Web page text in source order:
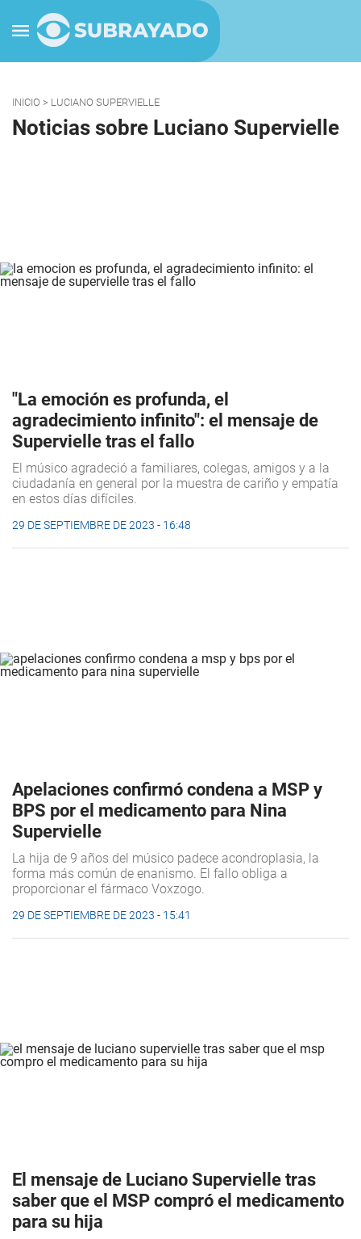
INICIO > LUCIANO SUPERVIELLE
Noticias sobre Luciano Supervielle
"La emoción es profunda, el
agradecimiento infinito": el mensaje de
Supervielle tras el fallo
El músico agradeció a familiares, colegas, amigos y a la
ciudadanía en general por la muestra de cariño y empatía
en estos días difíciles.
29 DE SEPTIEMBRE DE 2023 - 16:48
Apelaciones confirmó condena a MSP y
BPS por el medicamento para Nina
Supervielle
La hija de 9 años del músico padece acondroplasia, la
forma más común de enanismo. El fallo obliga a
proporcionar el fármaco Voxzogo.
29 DE SEPTIEMBRE DE 2023 - 15:41
El mensaje de Luciano Supervielle tras
saber que el MSP compró el medicamento
para su hija